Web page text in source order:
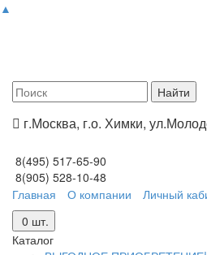
▲
г.Москва, г.о. Химки,
8(495) 517-65-90
8(905) 528-10-48
Главная
О компании Личный
0 шт.
Каталог